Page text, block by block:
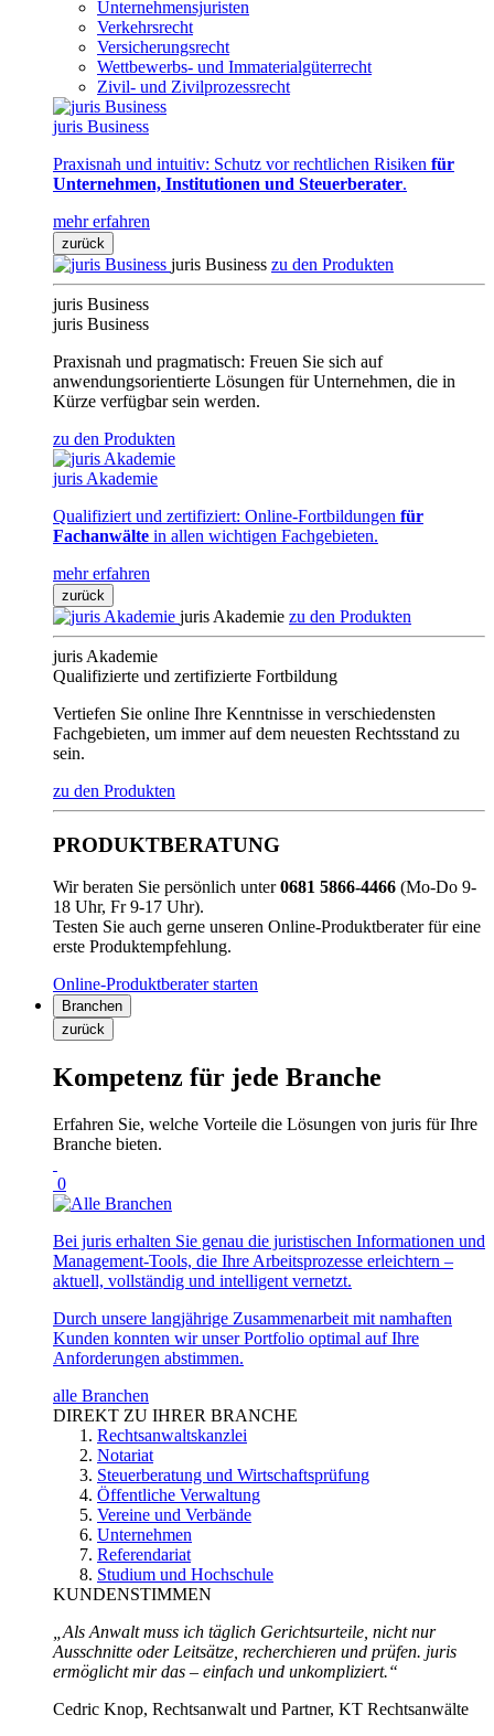
Unternehmensjuristen
Verkehrsrecht
Versicherungsrecht
Wettbewerbs- und Immaterialgüterrecht
Zivil- und Zivilprozessrecht
juris Business
Praxisnah und intuitiv: Schutz vor rechtlichen Risiken für
Unternehmen, Institutionen und Steuerberater.
mehr erfahren
zurück
juris Business zu den Produkten
juris Business
juris Business
Praxisnah und pragmatisch: Freuen Sie sich auf
anwendungsorientierte Lösungen für Unternehmen, die in
Kürze verfügbar sein werden.
zu den Produkten
juris Akademie
Qualifiziert und zertifiziert: Online-Fortbildungen für
Fachanwälte in allen wichtigen Fachgebieten.
mehr erfahren
zurück
juris Akademie zu den Produkten
juris Akademie
Qualifizierte und zertifizierte Fortbildung
Vertiefen Sie online Ihre Kenntnisse in verschiedensten
Fachgebieten, um immer auf dem neuesten Rechtsstand zu
sein.
zu den Produkten
PRODUKTBERATUNG
Wir beraten Sie persönlich unter0681 5866-4466 (Mo-Do 9-
18 Uhr, Fr 9-17 Uhr).
Testen Sie auch gerne unseren Online-Produktberater für eine
erste Produktempfehlung.
Online-Produktberater starten
Branchen
zurück
Kompetenz für jede Branche
Erfahren Sie, welche Vorteile die Lösungen von juris für Ihre
Branche bieten.
0
Bei juris erhalten Sie genau die juristischen Informationen und
Management-Tools, die Ihre Arbeitsprozesse erleichtern –
aktuell, vollständig und intelligent vernetzt.
Durch unsere langjährige Zusammenarbeit mit namhaften
Kunden konnten wir unser Portfolio optimal auf Ihre
Anforderungen abstimmen.
alle Branchen
DIREKT ZU IHRER BRANCHE
Rechtsanwaltskanzlei
Notariat
Steuerberatung und Wirtschaftsprüfung
Öffentliche Verwaltung
Vereine und Verbände
Unternehmen
Referendariat
Studium und Hochschule
KUNDENSTIMMEN
„Als Anwalt muss ich täglich Gerichtsurteile, nicht nur
Ausschnitte oder Leitsätze, recherchieren und prüfen. juris
ermöglicht mir das – einfach und unkompliziert.“
Cedric Knop, Rechtsanwalt und Partner, KT Rechtsanwälte